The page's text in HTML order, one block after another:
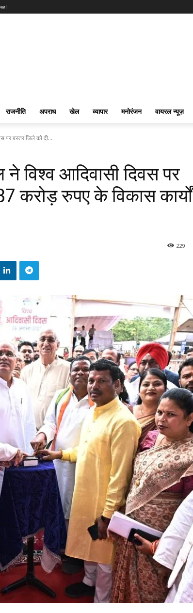
राजनीति अपराध खेल व्यापार मनोरंजन वायरल न्यूज़
पर बस्तर जिले को दी...
विश्व आदिवासी दिवस पर
करोड़ रुपए के विकास कार्यों
229